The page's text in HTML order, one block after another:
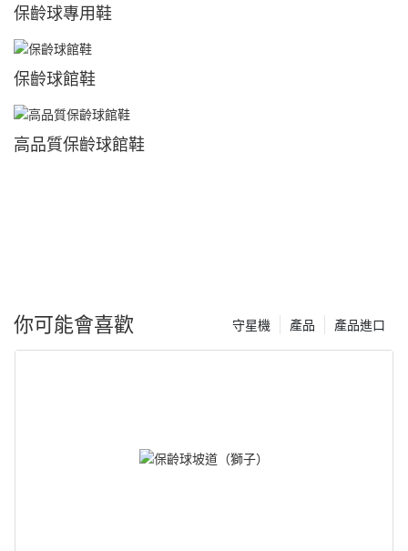
保齡球專用鞋
保齡球館鞋
高品質保齡球館鞋
你可能會喜歡 產品進口
產品
守星機